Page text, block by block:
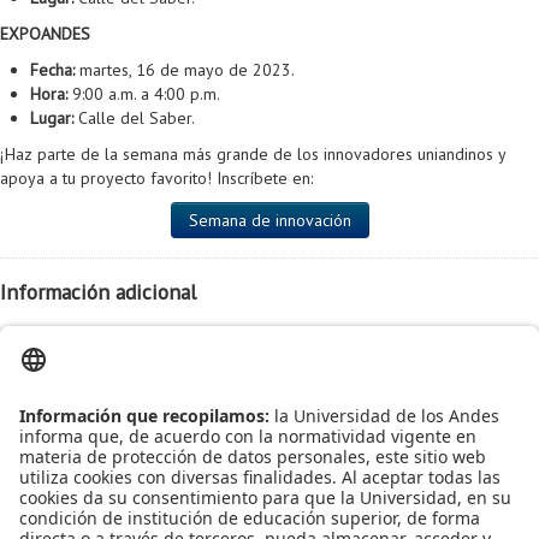
EXPOANDES
Fecha:martes, 16 de mayo de 2023.
Hora: 9:00 a.m. a 4:00 p.m.
Lugar:Calle del Saber.
¡Haz parte de la semana más grande de los innovadores uniandinos y
apoya a tu proyecto favorito! Inscríbete en:
Semana de innovación
Información adicional
Hora:
Más información:
Más información
Leído1551Tiempo Última modificación Viernes, 28 Abril 2023 12:15
Reingreso
Reintegro
Retiro voluntario
Tarifas
Grado